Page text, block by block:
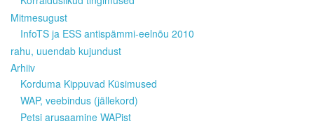
Mitmesugust
InfoTS ja ESS antispämmi-eelnõu 2010
rahu, uuendab kujundust
Arhiiv
Korduma Kippuvad Küsimused
WAP, veebindus (jällekord)
Petsi arusaamine WAPist